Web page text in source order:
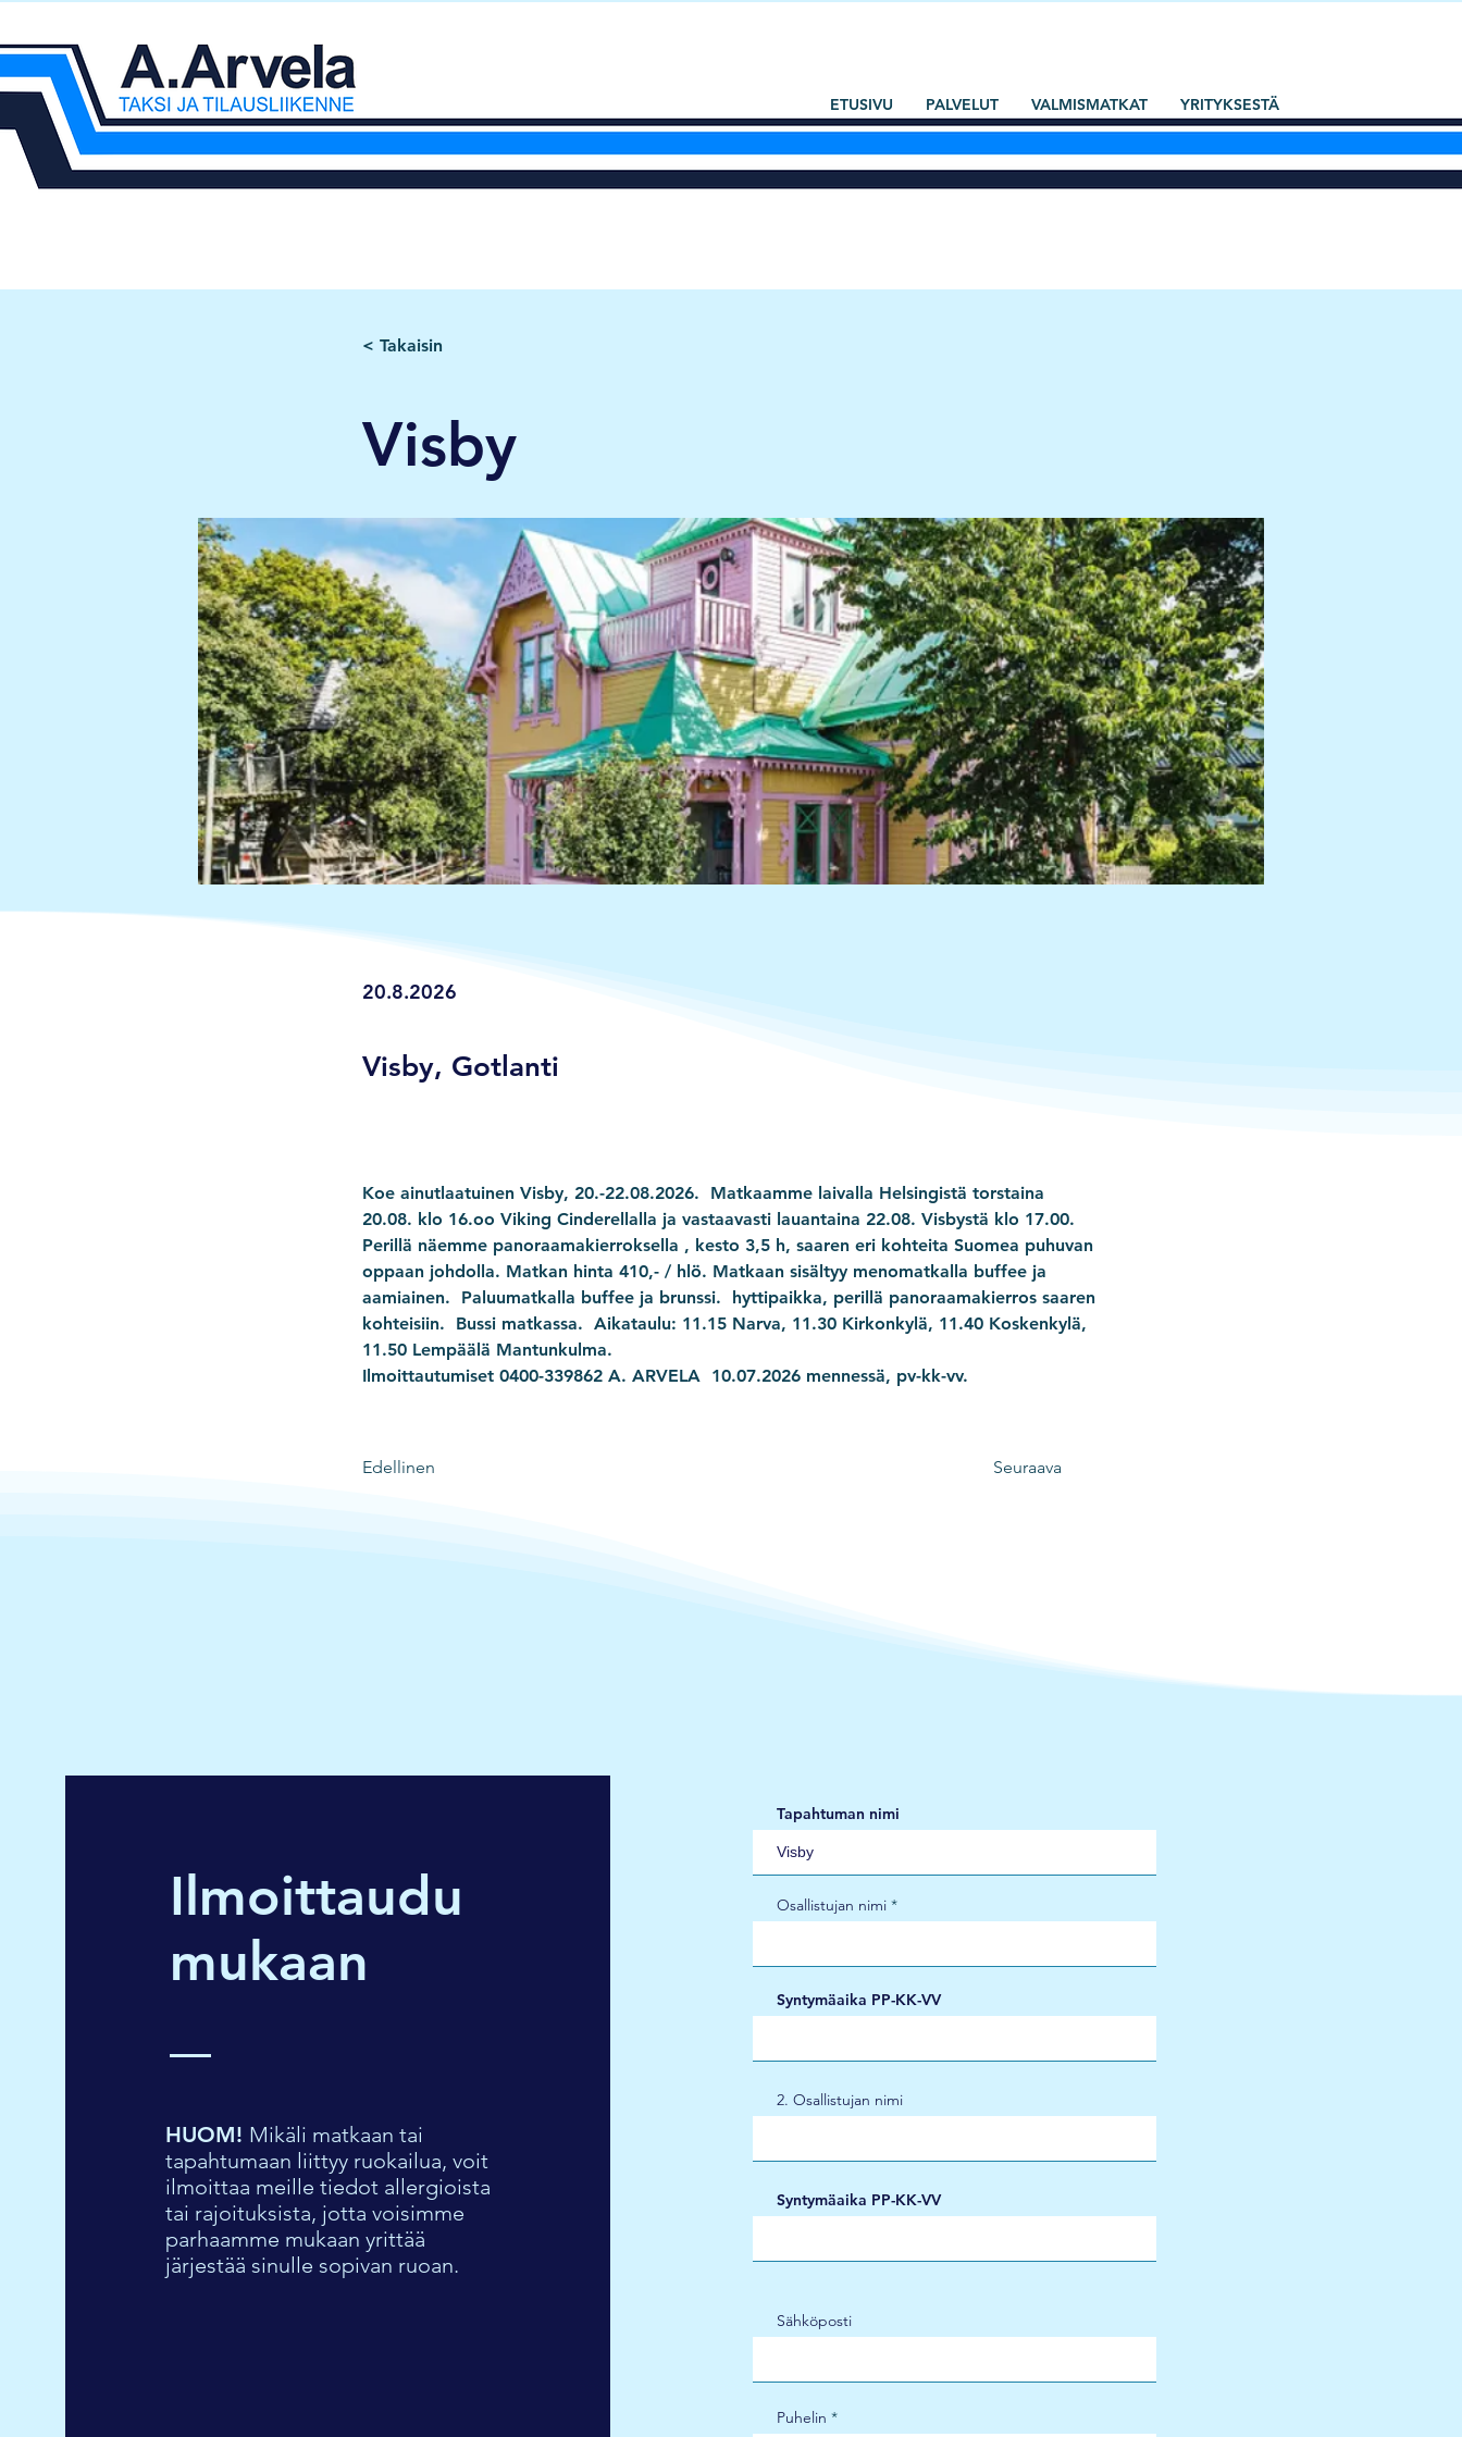
ETUSIVU PALVELUT VALMISMATKAT YRITYKSESTÄ
< Takaisin
Visby
20.8.2026
Visby, Gotlanti
Koe ainutlaatuinen Visby, 20.-22.08.2026.  Matkaamme laivalla Helsingistä torstaina
20.08. klo 16.oo Viking Cinderellalla ja vastaavasti lauantaina 22.08. Visbystä klo 17.00.
Perillä näemme panoraamakierroksella , kesto 3,5 h, saaren eri kohteita Suomea puhuvan
oppaan johdolla. Matkan hinta 410,- / hlö. Matkaan sisältyy menomatkalla buffee ja
aamiainen.  Paluumatkalla buffee ja brunssi.  hyttipaikka, perillä panoraamakierros saaren
kohteisiin.  Bussi matkassa.  Aikataulu: 11.15 Narva, 11.30 Kirkonkylä, 11.40 Koskenkylä,
11.50 Lempäälä Mantunkulma.
Ilmoittautumiset 0400-339862 A. ARVELA  10.07.2026 mennessä, pv-kk-vv.
Edellinen Seuraava
Ilmoittaudu
mukaan
HUOM! Mikäli matkaan tai
tapahtumaan liittyy ruokailua, voit
ilmoittaa meille tiedot allergioista
tai rajoituksista, jotta voisimme
parhaamme mukaan yrittää
järjestää sinulle sopivan ruoan.
Tapahtuman nimi
Osallistujan nimi
Syntymäaika PP-KK-VV
2. Osallistujan nimi
Syntymäaika PP-KK-VV
Sähköposti
Puhelin